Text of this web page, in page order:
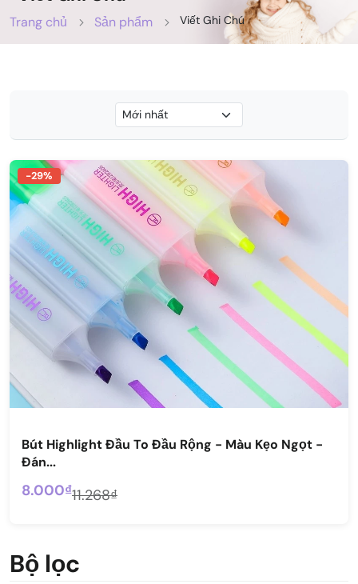
Trang chủ Sản phẩm Viết Ghi Chú
-29%
Bút Highlight Đầu To Đầu Rộng - Màu Kẹo Ngọt -
Đán...
8.000₫11.268₫
Bộ lọc